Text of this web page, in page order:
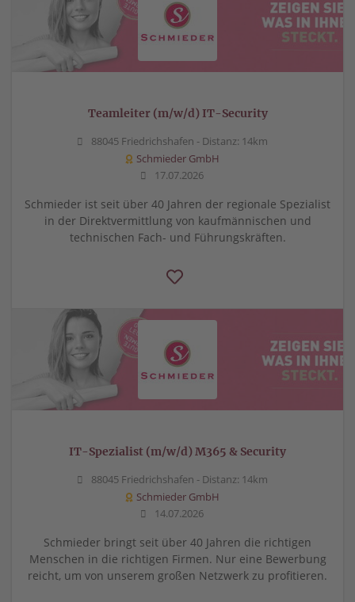
Teamleiter (m/w/d) IT-Security
88045 Friedrichshafen - Distanz: 14km
Schmieder GmbH
17.07.2026
Schmieder ist seit über 40 Jahren der regionale Spezialist
in der Direktvermittlung von kaufmännischen und
technischen Fach- und Führungskräften.
IT-Spezialist (m/w/d) M365 & Security
88045 Friedrichshafen - Distanz: 14km
Schmieder GmbH
14.07.2026
Schmieder bringt seit über 40 Jahren die richtigen
Menschen in die richtigen Firmen. Nur eine Bewerbung
reicht, um von unserem großen Netzwerk zu profitieren.